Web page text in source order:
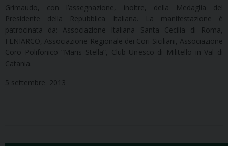
Grimaudo, con l’assegnazione, inoltre, della Medaglia del
Presidente della Repubblica Italiana. La manifestazione è
patrocinata da: Associazione Italiana Santa Cecilia di Roma,
FENIARCO, Associazione Regionale dei Cori Siciliani, Associazione
Coro Polifonico “Maris Stella”, Club Unesco di Militello in Val di
Catania.
5 settembre 2013